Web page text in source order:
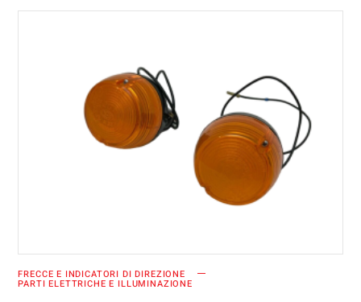
AGGIUNGI AL CARRELLO
FRECCE E INDICATORI DI DIREZIONE
PARTI ELETTRICHE E ILLUMINAZIONE